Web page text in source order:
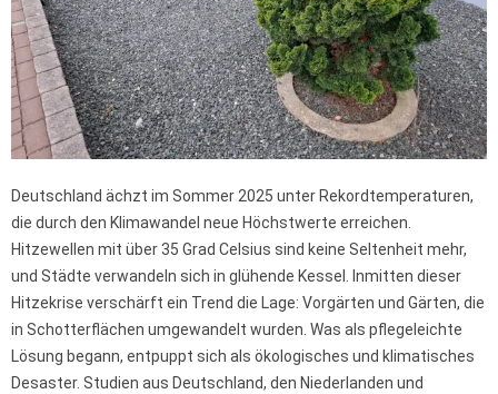
Deutschland ächzt im Sommer 2025 unter Rekordtemperaturen,
die durch den Klimawandel neue Höchstwerte erreichen.
Hitzewellen mit über 35 Grad Celsius sind keine Seltenheit mehr,
und Städte verwandeln sich in glühende Kessel. Inmitten dieser
Hitzekrise verschärft ein Trend die Lage: Vorgärten und Gärten, die
in Schotterflächen umgewandelt wurden. Was als pflegeleichte
Lösung begann, entpuppt sich als ökologisches und klimatisches
Desaster. Studien aus Deutschland, den Niederlanden und